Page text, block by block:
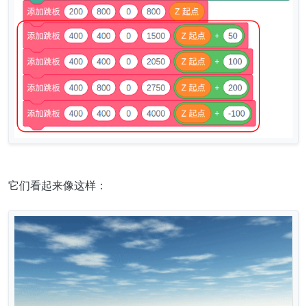
它们看起来像这样：